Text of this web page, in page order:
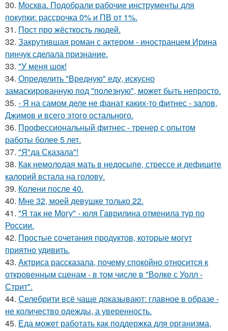
30. Москва. Подобрали рабочие инструменты для
покупки: рассрочка 0% и ПВ от 1%.
31. Пост про жёсткость людей.
32. Закрутившая роман с актером - иностранцем Ирина
пинчук сделала признание.
33. "У меня шок!
34. Определить "Вредную" еду, искусно
замаскированную под "полезную", может быть непросто.
35. - Я на самом деле не фанат каких-то фитнес - залов,
Джимов и всего этого остального.
36. Профессиональный фитнес - тренер с опытом
работы более 5 лет.
37. "Я"да Сказала"!
38. Как немолодая мать в недосыпе, стрессе и дефиците
калорий встала на голову.
39. Колени после 40.
40. Мне 32, моей девушке только 22.
41. "Я так не Могу" - юля Гаврилина отменила тур по
России.
42. Простые сочетания продуктов, которые могут
приятно удивить.
43. Актриса рассказала, почему спокойно относится к
откровенным сценам - в том числе в "Волке с Уолл -
Стрит".
44. Селебрити всё чаще доказывают: главное в образе -
не количество одежды, а уверенность.
45. Еда может работать как поддержка для организма,